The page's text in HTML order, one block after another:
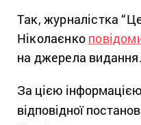
Так, журналістка “
Ніколаєнко
на джерела видання.
За цією
відповідної